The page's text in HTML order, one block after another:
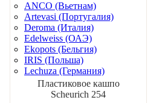
ANCO (Вьетнам)
Artevasi (Португалия)
Deroma (Италия)
Edelweiss (ОАЭ)
Ekopots (Бельгия)
IRIS (Польша)
Lechuza (Германия)
Lechuza (Китай)
Scheurich (Германия)
Пластиковое кашпо
Scheurich 254